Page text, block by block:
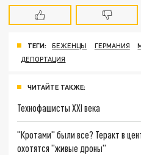
ТЕГИ: БЕЖЕНЦЫ ГЕРМАНИЯ
ДЕПОРТАЦИЯ
ЧИТАЙТЕ ТАКЖЕ:
Технофашисты XXI века
"Кротами" были все? Теракт в
охотятся "живые дроны"